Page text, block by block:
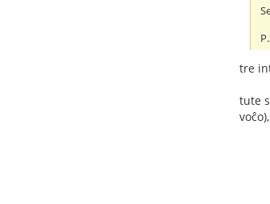
tre
tute